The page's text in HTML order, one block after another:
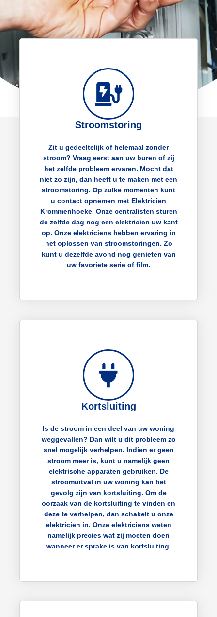
Stroomstoring
Zit u gedeeltelijk of helemaal zonder
stroom? Vraag eerst aan uw buren of zij
het zelfde probleem ervaren. Mocht dat
niet zo zijn, dan heeft u te maken met een
stroomstoring. Op zulke momenten kunt
u contact opnemen met Elektricien
Krommenhoeke. Onze centralisten sturen
de zelfde dag nog een elektricien uw kant
op. Onze elektriciens hebben ervaring in
het oplossen van stroomstoringen. Zo
kunt u dezelfde avond nog genieten van
uw favoriete serie of film.
Kortsluiting
Is de stroom in een deel van uw woning
weggevallen? Dan wilt u dit probleem zo
snel mogelijk verhelpen. Indien er geen
stroom meer is, kunt u namelijk geen
elektrische apparaten gebruiken. De
stroomuitval in uw woning kan het
gevolg zijn van kortsluiting. Om de
oorzaak van de kortsluiting te vinden en
deze te verhelpen, dan schakelt u onze
elektricien in. Onze elektriciens weten
namelijk precies wat zij moeten doen
wanneer er sprake is van kortsluiting.